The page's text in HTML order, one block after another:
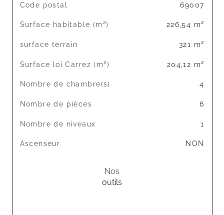
TRAD_SIROCCO_Caracteristique
Code postal 69007
Surface habitable (m²) 226,54 m²
surface terrain 321 m²
Surface loi Carrez (m²) 204,12 m²
Nombre de chambre(s) 4
Nombre de pièces 6
Nombre de niveaux 1
Ascenseur NON
Nos
outils